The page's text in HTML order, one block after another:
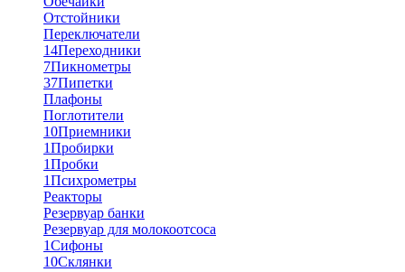
Отстойники
Переключатели
14Переходники
7Пикнометры
37Пипетки
Плафоны
Поглотители
10Приемники
1Пробирки
1Пробки
1Психрометры
Реакторы
Резервуар банки
Резервуар для молокоотсоса
1Сифоны
10Склянки